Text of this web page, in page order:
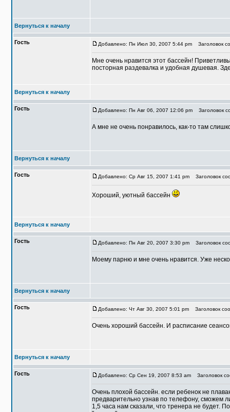
Вернуться к началу
Гость Добавлено: Пн Июл 30, 2007 5:44 pm Заголовок
Мне очень нравится этот бассейн!
посторная раздевалка и удобная душевая.
Вернуться к началу
Гость Добавлено: Пн Авг 06, 2007 12:06 pm Заголовок
А мне не очень понравилось, как-то там
Вернуться к началу
Гость Добавлено: Ср Авг 15, 2007 1:41 pm Заголовок
Хороший, уютный бассейн
Вернуться к началу
Гость Добавлено: Пн Авг 20, 2007 3:30 pm Заголовок
Моему парню и мне очень нравится. Уже
Вернуться к началу
Гость Добавлено: Чт Авг 30, 2007 5:01 pm Заголовок
Очень хороший бассейн. И расписание
Вернуться к началу
Гость Добавлено: Ср Сен 19, 2007 8:53 am Заголовок
Очень плохой бассейн. если ребенок не
предварительно узнав по телефону, сможем
1,5 часа нам сказали, что тренера не будет.